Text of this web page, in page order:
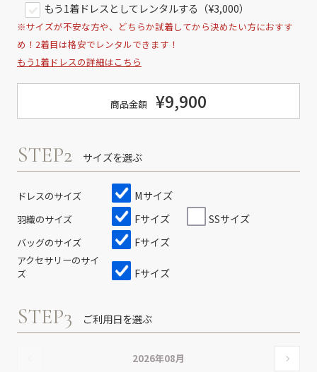
もう1着ドレスとしてレンタルする（¥3,000）
※サイズが不安な方や、どちらか試着してから決めたい方におすす
め！2着目は格安でレンタルできます！
もう1着ドレスの詳細はこちら
商品金額 ¥9,900
STEP2 サイズを選ぶ
ドレスのサイズ Mサイズ
羽織のサイズ Fサイズ SSサイズ
バッグのサイズ Fサイズ
アクセサリーのサイ
ズ
Fサイズ
STEP3 ご利用日を選ぶ
2026年08月